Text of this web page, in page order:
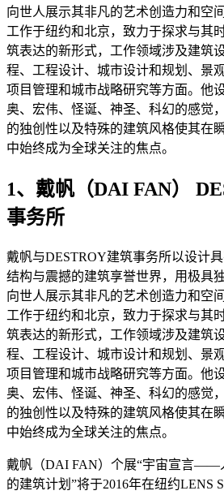
向世人展示其非凡的艺术创造力和空
工作于纽约和北京，致力于探求与其
筑表达的新形式，工作领域涉及建筑
程、工程设计、城市设计和规划、景
项目管理和城市战略研究等方面。他
奥、宏伟、怪诞、神圣、科幻的感觉
的独创性以及特殊的建筑风格使其在
中始终成为全球关注的焦点。
1、戴帆（DAI FAN）
事务所
戴帆与DESTROY建筑事务所以设计
结构与震撼的建筑享誉世界，用极具
向世人展示其非凡的艺术创造力和空
工作于纽约和北京，致力于探求与其
筑表达的新形式，工作领域涉及建筑
程、工程设计、城市设计和规划、景
项目管理和城市战略研究等方面。他
奥、宏伟、怪诞、神圣、科幻的感觉
的独创性以及特殊的建筑风格使其在
中始终成为全球关注的焦点。
戴帆（DAI FAN）个展“宇宙宣言——
的建筑计划”将于2016年在纽约LENS